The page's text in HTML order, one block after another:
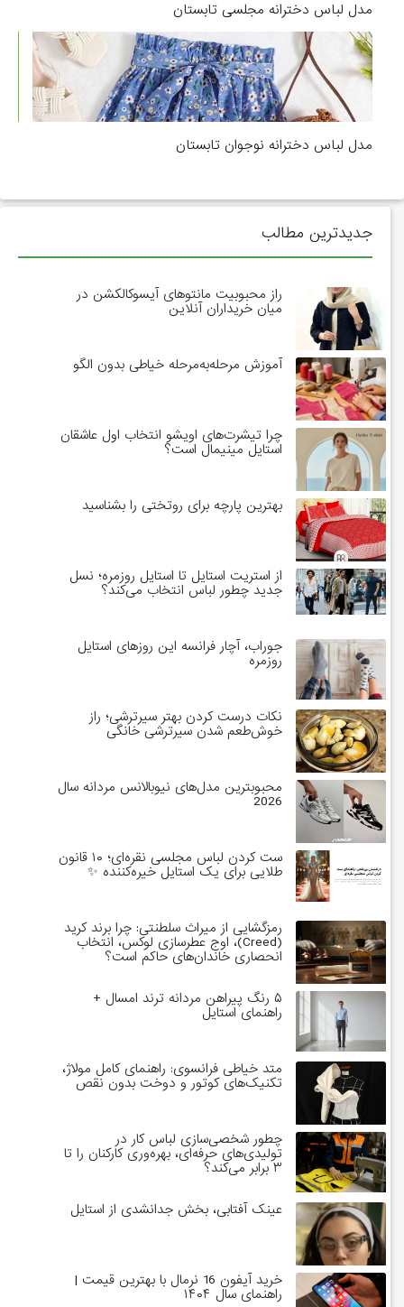
مدل لباس دخترانه مجلسی تابستان
مدل لباس دخترانه نوجوان تابستان
جدیدترین مطالب
راز محبوبیت مانتوهای آیسوکالکشن در
میان خریداران آنلاین
آموزش مرحله‌به‌مرحله خیاطی بدون الگو
چرا تیشرت‌های اویشو انتخاب اول عاشقان
استایل مینیمال است؟
بهترین پارچه برای روتختی را بشناسید
از استریت استایل تا استایل روزمره؛ نسل
جدید چطور لباس انتخاب می‌کند؟
جوراب، آچار فرانسه این روزهای استایل
روزمره
نکات درست کردن بهتر سیرترشی؛ راز
خوش‌طعم شدن سیرترشی خانگی
محبوبترین مدل‌های نیوبالانس مردانه سال
2026
ست کردن لباس مجلسی نقره‌ای؛ ۱۰ قانون
طلایی برای یک استایل خیره‌کننده ✨
رمزگشایی از میراث سلطنتی: چرا برند کرید
(Creed)، اوج عطرسازی لوکس، انتخاب
انحصاری خاندان‌های حاکم است؟
۵ رنگ پیراهن مردانه ترند امسال +
راهنمای استایل
متد خیاطی فرانسوی: راهنمای کامل مولاژ،
تکنیک‌های کوتور و دوخت بدون نقص
چطور شخصی‌سازی لباس کار در
تولیدی‌های حرفه‌ای، بهره‌وری کارکنان را تا
۳ برابر می‌کند؟
عینک آفتابی، بخش جدانشدی از استایل
خرید آیفون 16 نرمال با بهترین قیمت |
راهنمای سال ۱۴۰۴